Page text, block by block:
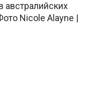
Nicole Alayne |